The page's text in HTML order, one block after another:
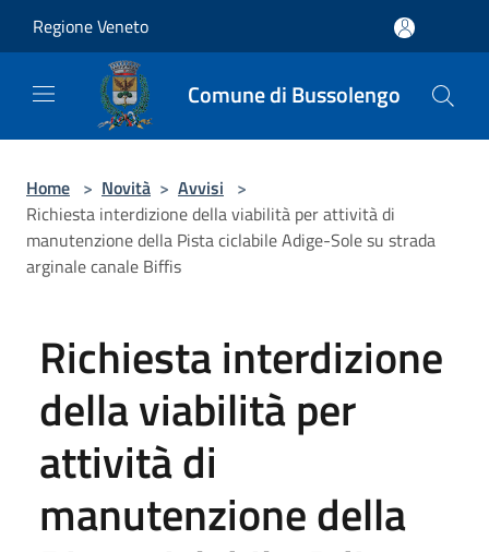
Regione Veneto
Comune di Bussolengo
Home > Novità > Avvisi >
Richiesta interdizione della viabilità per attività di
manutenzione della Pista ciclabile Adige-Sole su strada
arginale canale Biffis
Richiesta interdizione
della viabilità per
attività di
manutenzione della